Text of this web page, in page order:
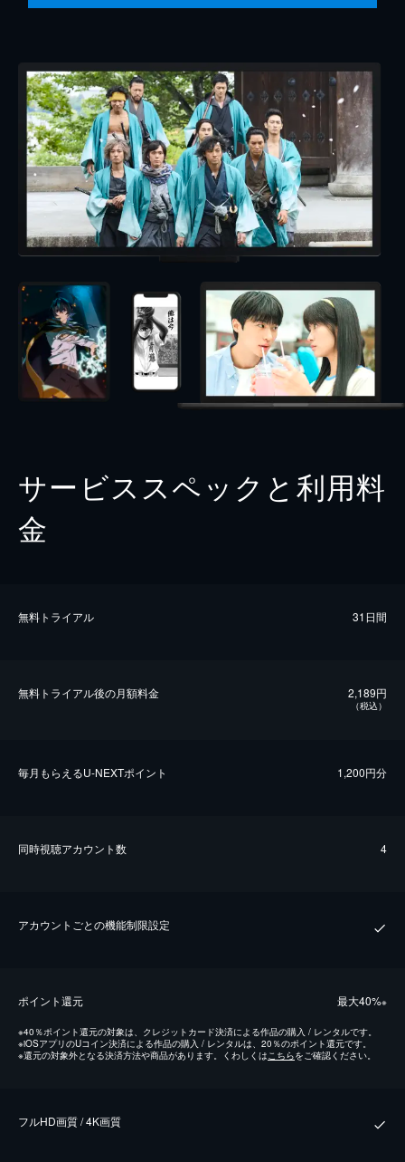
サービススペックと利用料
金
無料トライアル 31日間
無料トライアル後の⽉額料金 2,189円
（税込）
毎⽉もらえるU-NEXTポイント 1,200円分
同時視聴アカウント数 4
アカウントごとの機能制限設定
ポイント還元 最⼤40%※
※40％ポイント還元の対象は、クレジットカード決済による作品の購入 / レンタルです。
※iOSアプリのUコイン決済による作品の購入 / レンタルは、20％のポイント還元です。
※還元の対象外となる決済方法や商品があります。くわしくは こちらをご確認ください。
フルHD画質 / 4K画質